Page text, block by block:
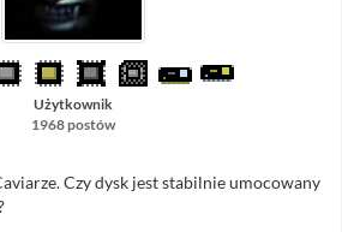
Użytkownik
1968 postów
Czy dysk jest stabilnie umocowany